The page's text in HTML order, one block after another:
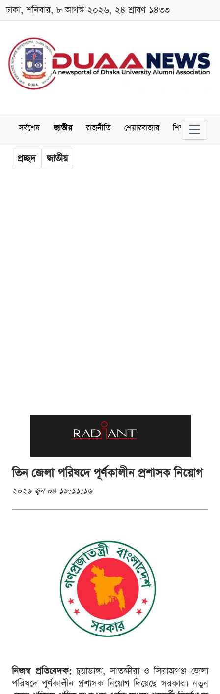
ঢাকা, শনিবার, ৮ আগস্ট ২০২৬, ২৪ শ্রাবণ ১৪৩৩
সর্বশেষ জাতীয় রাজনীতি শেয়ারবাজার শিক্ষা
প্রচ্ছদ জাতীয়
তিন জেলা পরিষদে পূর্ণকালীন প্রশাসক নিয়োগ
২০২৬ জুন ০৪ ১৮:১১:১৬
নিজস্ব প্রতিবেদক:চুয়াডাঙ্গা, সাতক্ষীরা ও সিরাজগঞ্জ জেলা
পরিষদে পূর্ণকালীন প্রশাসক নিয়োগ দিয়েছে সরকার। নতুন